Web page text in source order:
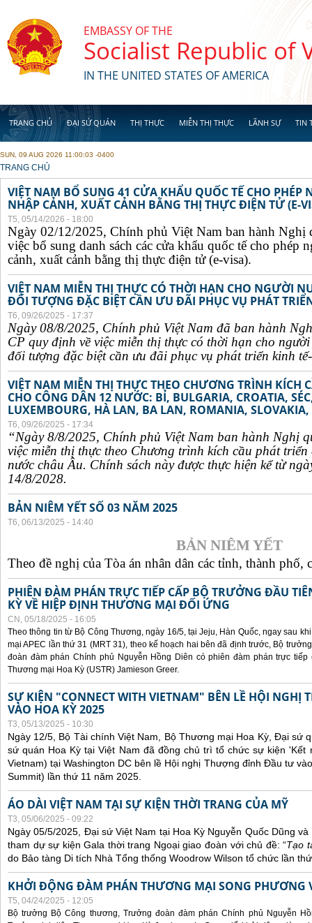
EMBASSY OF THE
Socialist Republic of
IN THE UNITED STATES OF AMERICA
TRANG CHỦ ĐẠI SỨ QUÁN THỊ THỰC MIỄN THỊ THỰC LÃNH SỰ TIN
SUN, 09 AUG 2026 11:00:03 -0400
YOU ARE HERE
TRANG CHỦ
VIỆT NAM BỔ SUNG 41 CỬA KHẨU QUỐC TẾ CHO
NHẬP CẢNH, XUẤT CẢNH BẰNG THỊ THỰC ĐIỆN TỬ (E-
T5, 05/14/2026 - 18:00
Ngày 02/12/2025, Chính phủ Việt Nam ban hành Nghị
việc bổ sung danh sách các cửa khẩu quốc tế cho phép
cảnh, xuất cảnh bằng thị thực điện tử (e-visa).
VIỆT NAM MIỄN THỊ THỰC CÓ THỜI HẠN CHO NGƯỜI
ĐỐI TƯỢNG ĐẶC BIỆT CẦN ƯU ĐÃI PHỤC VỤ PHÁT
T6, 09/26/2025 - 17:37
Ngày 08/8/2025, Chính phủ Việt Nam đã ban hành
CP quy định về việc miễn thị thực có thời hạn cho
đối tượng đặc biệt cần ưu đãi phục vụ phát triển kinh
VIỆT NAM MIỄN THỊ THỰC THEO CHƯƠNG TRÌNH KÍCH
CHO CÔNG DÂN 12 NƯỚC: BỈ, BULGARIA, CROATIA,
LUXEMBOURG, HÀ LAN, BA LAN, ROMANIA, SLOVAKIA,
T6, 09/26/2025 - 17:34
“Ngày 8/8/2025, Chính phủ Việt Nam ban hành Nghị
việc miễn thị thực theo Chương trình kích cầu phát
nước châu Âu. Chính sách này được thực hiện kể từ
14/8/2028.
BẢN NIÊM YẾT SỐ 03 NĂM 2025
T6, 06/13/2025 - 14:40
BẢN NIÊM YẾT
Theo đề nghị của Tòa án nhân dân các tỉnh, thành phố,
PHIÊN ĐÀM PHÁN TRỰC TIẾP CẤP BỘ TRƯỞNG ĐẦU
KỲ VỀ HIỆP ĐỊNH THƯƠNG MẠI ĐỐI ỨNG
CN, 05/18/2025 - 16:05
Theo thông tin từ Bộ Công Thương, ngày 16/5, tại Jeju, Hàn Quốc, ngay sau
mại APEC lần thứ 31 (MRT 31), theo kế hoạch hai bên đã định trước, Bộ
đoàn đàm phán Chính phủ Nguyễn Hồng Diên có phiên đàm phán trực
Thương mại Hoa Kỳ (USTR) Jamieson Greer.
SỰ KIỆN "CONNECT WITH VIETNAM" BÊN LỀ HỘI
VÀO HOA KỲ 2025
T3, 05/13/2025 - 10:30
Ngày 12/5, Bộ Tài chính Việt Nam, Bộ Thương mại Hoa Kỳ, Đại sứ
sứ quán Hoa Kỳ tại Việt Nam đã đồng chủ trì tổ chức sự kiện 'Kết
Vietnam) tại Washington DC bên lề Hội nghị Thượng đỉnh Đầu tư
Summit) lần thứ 11 năm 2025.
ÁO DÀI VIỆT NAM TẠI SỰ KIỆN THỜI TRANG CỦA MỸ
T3, 05/06/2025 - 09:22
Ngày 05/5/2025, Đại sứ Việt Nam tại Hoa Kỳ Nguyễn Quốc Dũng
tham dự sự kiện Gala thời trang Ngoại giao đoàn với chủ đề: “Tạo
do Bảo tàng Di tích Nhà Tổng thống Woodrow Wilson tổ chức lần
KHỞI ĐỘNG ĐÀM PHÁN THƯƠNG MẠI SONG PHƯƠNG
T5, 04/24/2025 - 12:05
Bộ trưởng Bộ Công thương, Trưởng đoàn đàm phán Chính phủ Nguyễn